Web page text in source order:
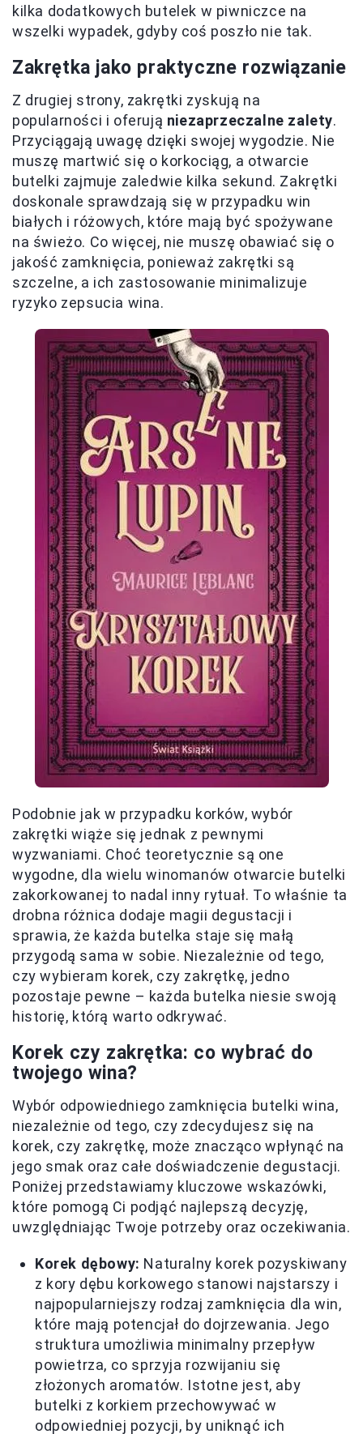
kilka dodatkowych butelek w piwniczce na
wszelki wypadek, gdyby coś poszło nie tak.
Zakrętka jako praktyczne rozwiązanie
Z drugiej strony, zakrętki zyskują na
popularności i oferują niezaprzeczalne zalety.
Przyciągają uwagę dzięki swojej wygodzie. Nie
muszę martwić się o korkociąg, a otwarcie
butelki zajmuje zaledwie kilka sekund. Zakrętki
doskonale sprawdzają się w przypadku win
białych i różowych, które mają być spożywane
na świeżo. Co więcej, nie muszę obawiać się o
jakość zamknięcia, ponieważ zakrętki są
szczelne, a ich zastosowanie minimalizuje
ryzyko zepsucia wina.
Podobnie jak w przypadku korków, wybór
zakrętki wiąże się jednak z pewnymi
wyzwaniami. Choć teoretycznie są one
wygodne, dla wielu winomanów otwarcie butelki
zakorkowanej to nadal inny rytuał. To właśnie ta
drobna różnica dodaje magii degustacji i
sprawia, że każda butelka staje się małą
przygodą sama w sobie. Niezależnie od tego,
czy wybieram korek, czy zakrętkę, jedno
pozostaje pewne – każda butelka niesie swoją
historię, którą warto odkrywać.
Korek czy zakrętka: co wybrać do
twojego wina?
Wybór odpowiedniego zamknięcia butelki wina,
niezależnie od tego, czy zdecydujesz się na
korek, czy zakrętkę, może znacząco wpłynąć na
jego smak oraz całe doświadczenie degustacji.
Poniżej przedstawiamy kluczowe wskazówki,
które pomogą Ci podjąć najlepszą decyzję,
uwzględniając Twoje potrzeby oraz oczekiwania.
Korek dębowy: Naturalny korek pozyskiwany
z kory dębu korkowego stanowi najstarszy i
najpopularniejszy rodzaj zamknięcia dla win,
które mają potencjał do dojrzewania. Jego
struktura umożliwia minimalny przepływ
powietrza, co sprzyja rozwijaniu się
złożonych aromatów. Istotne jest, aby
butelki z korkiem przechowywać w
odpowiedniej pozycji, by uniknąć ich